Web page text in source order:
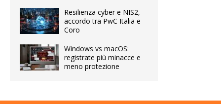
Resilienza cyber e NIS2,
accordo tra PwC Italia e
Coro
Windows vs macOS:
registrate più minacce e
meno protezione